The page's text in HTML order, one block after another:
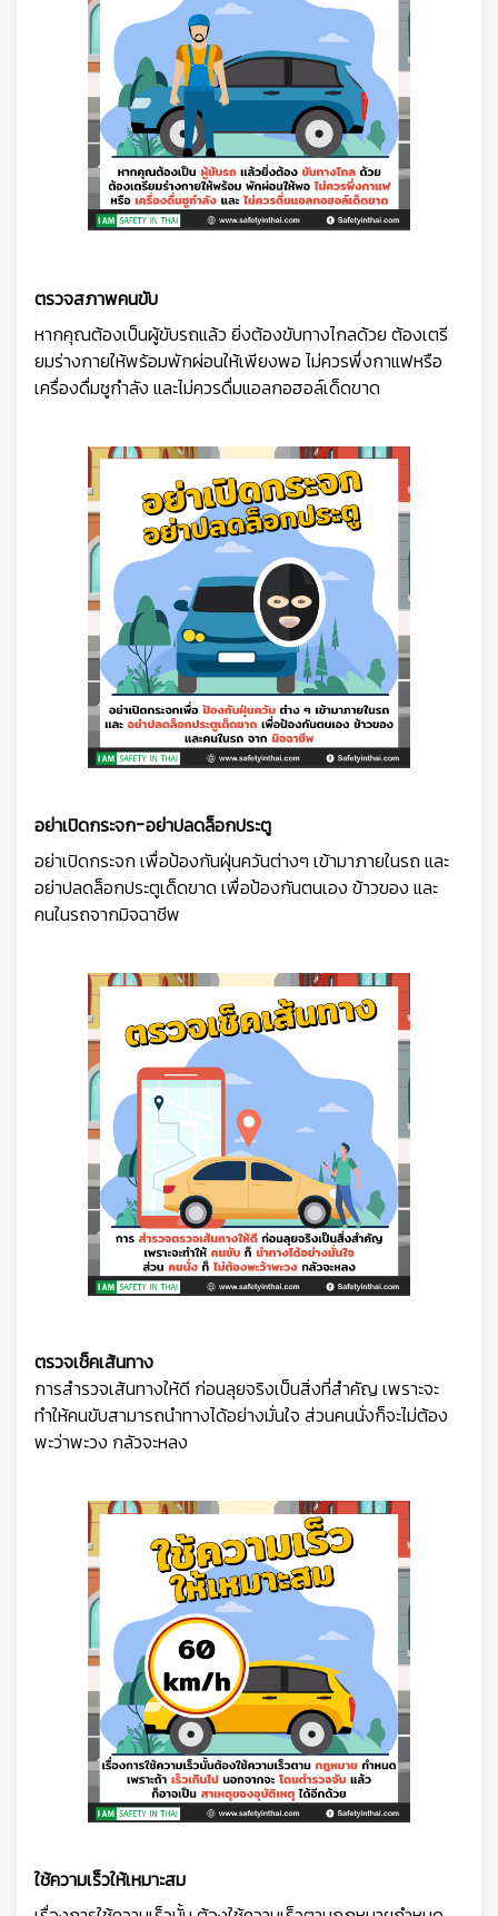
ตรวจสภาพคนขับ
หากคุณต้องเป็นผู้ขับรถแล้ว ยิ่งต้องขับทางไกลด้วย ต้องเตรี
ยมร่างกายให้พร้อมพักผ่อนให้เพียงพอ ไม่ควรพึ่งกาแฟหรือ
เครื่องดื่มชูกำลัง และไม่ควรดื่มแอลกอฮอล์เด็ดขาด
อย่าเปิดกระจก-อย่าปลดล็อกประตู
อย่าเปิดกระจก เพื่อป้องกันฝุ่นควันต่างๆ เข้ามาภายในรถ และ
อย่าปลดล็อกประตูเด็ดขาด เพื่อป้องกันตนเอง ข้าวของ และ
คนในรถจากมิจฉาชีพ
ตรวจเช็คเส้นทาง
การสำรวจเส้นทางให้ดี ก่อนลุยจริงเป็นสิ่งที่สำคัญ เพราะจะ
ทำให้คนขับสามารถนำทางได้อย่างมั่นใจ ส่วนคนนั่งก็จะไม่ต้อง
พะว่าพะวง กลัวจะหลง
ใช้ความเร็วให้เหมาะสม